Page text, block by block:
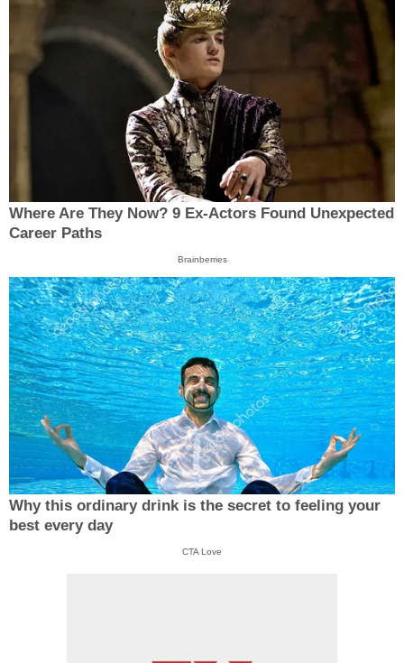
Where Are They Now? 9 Ex-Actors Found Unexpected
Career Paths
Brainberries
Why this ordinary drink is the secret to feeling your
best every day
CTA Love